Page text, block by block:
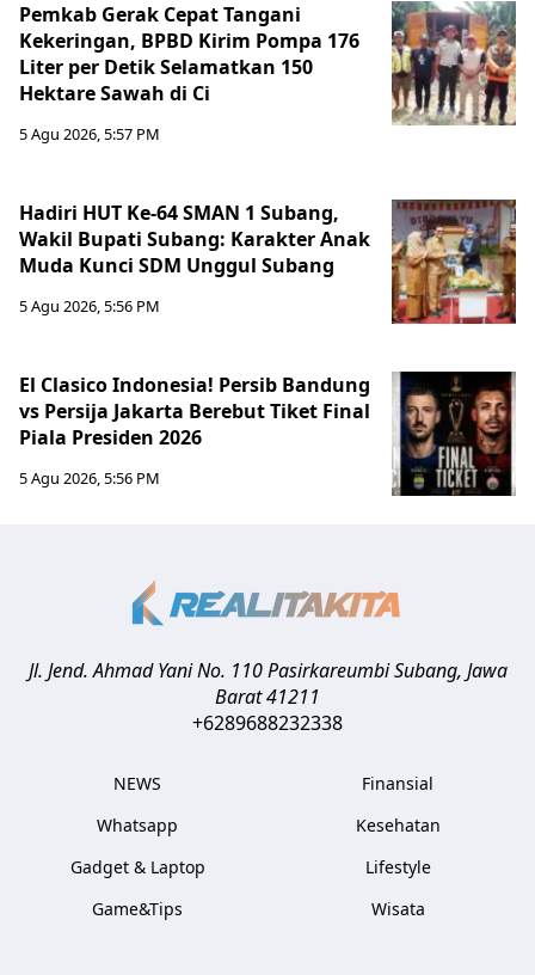
Pemkab Gerak Cepat Tangani
Kekeringan, BPBD Kirim Pompa 176
Liter per Detik Selamatkan 150
Hektare Sawah di Ci
5 Agu 2026, 5:57 PM
Hadiri HUT Ke-64 SMAN 1 Subang,
Wakil Bupati Subang: Karakter Anak
Muda Kunci SDM Unggul Subang
5 Agu 2026, 5:56 PM
El Clasico Indonesia! Persib Bandung
vs Persija Jakarta Berebut Tiket Final
Piala Presiden 2026
5 Agu 2026, 5:56 PM
Jl. Jend. Ahmad Yani No. 110 Pasirkareumbi Subang, Jawa
Barat41211
+6289688232338
NEWS
Whatsapp
Gadget & Laptop
Game&Tips
Finansial
Kesehatan
Lifestyle
Wisata